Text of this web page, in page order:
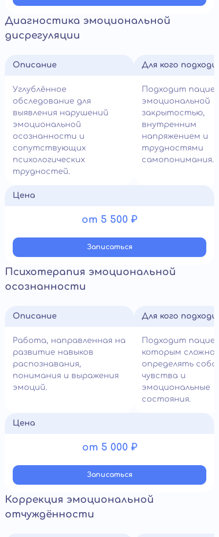
Диагностика эмоциональной
дисрегуляции
Описание
Углублённое
обследование для
выявления нарушений
эмоциональной
осознанности и
сопутствующих
психологических
трудностей.
Для кого
Подходит
эмоциональной
закрытостью,
внутренним
напряжением и
трудностями
самопонимания.
Цена
от 5 500 ₽
Записатьcя
Психотерапия эмоциональной
осознанности
Описание
Работа, направленная на
развитие навыков
распознавания,
понимания и выражения
эмоций.
Для кого
Подходит
которым сложно
определять
чувства и
эмоциональные
состояния.
Цена
от 5 000 ₽
Записатьcя
Коррекция эмоциональной
отчуждённости